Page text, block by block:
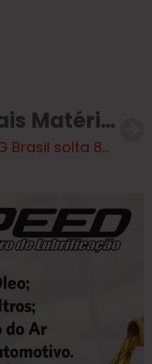
Mais Matérias
CTG Brasil solta 80 mil peixes da espécie pintado no rio Paraná